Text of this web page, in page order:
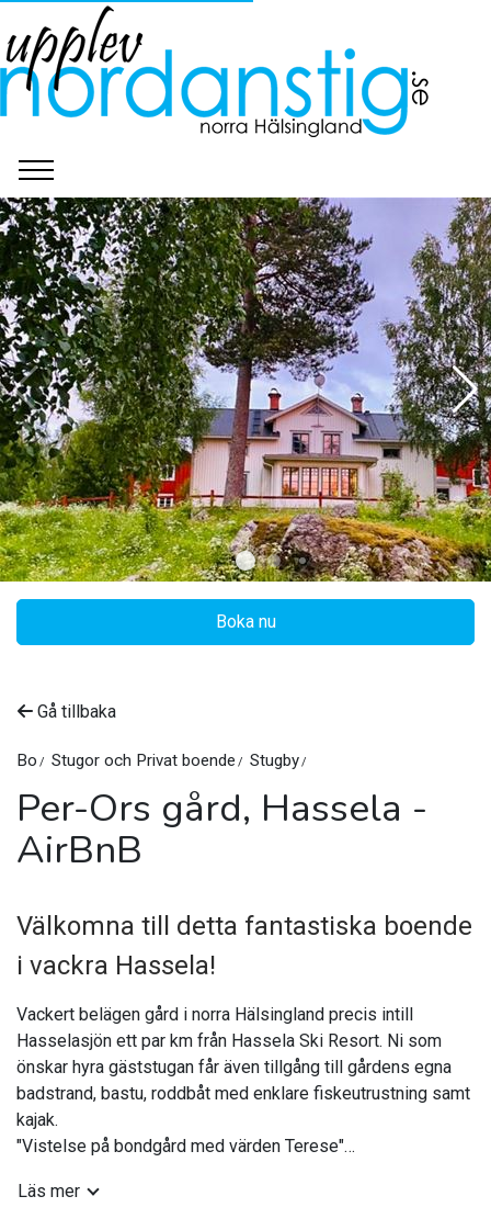
Per-Ors Farm, Hassela
Boka nu
Gå tillbaka
Bo Stugor och Privat boende Stugby
Per-Ors gård, Hassela -
AirBnB
Välkomna till detta fantastiska boende
i vackra Hassela!
Vackert belägen gård i norra Hälsingland precis intill
Hasselasjön ett par km från Hassela Ski Resort. Ni som
önskar hyra gäststugan får även tillgång till gårdens egna
badstrand, bastu, roddbåt med enklare fiskeutrustning samt
kajak.
"Vistelse på bondgård med värden Terese"
Läs mer